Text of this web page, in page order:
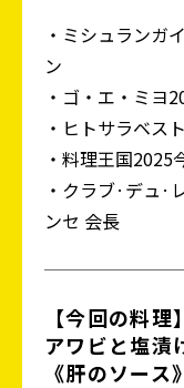
・ミシュランガ
ン
・ゴ・エ・ミ
・ヒトサラベス
・料理王国2025
・クラブ·デュ·
ンセ 会長
【今回の料理】
アワビと塩漬
《肝のソース》